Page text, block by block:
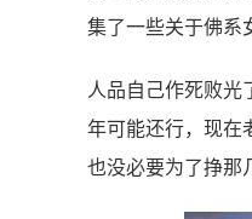
集了一些关于佛系
人品自己作死败光
年可能还行，现在
也没必要为了挣那